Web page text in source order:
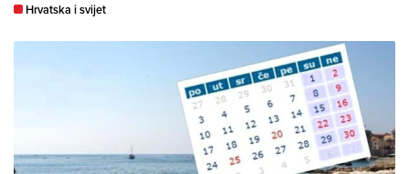
Hrvatska i svijet